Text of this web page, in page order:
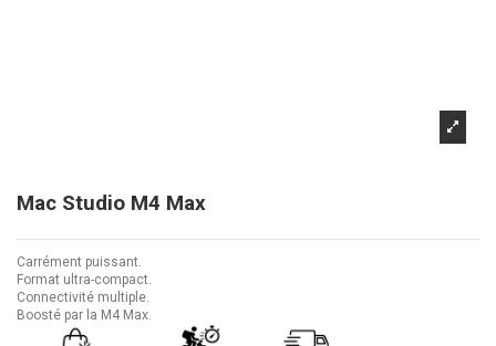
Mac Studio M4 Max
Carrément puissant.
Format ultra-compact.
Connectivité multiple.
Boosté par la M4 Max.